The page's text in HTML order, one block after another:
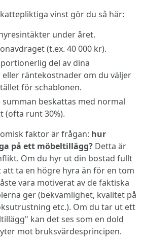
vinst gör du så här:
under året.
(t.ex. 40 000 kr).
del av dina
räntekostnader om du väljer
för schablonen.
beskattas med normal
(ofta runt 30%).
faktor är frågan: hur
på ett möbeltillägg? Detta är
Om du hyr ut din bostad fullt
ta en högre hyra än för en tom
vara motiverat av de faktiska
ger (bekvämlighet, kvalitet på
etc.). Om du tar ut ett
kan det ses som en dold
mot bruksvärdesprincipen.